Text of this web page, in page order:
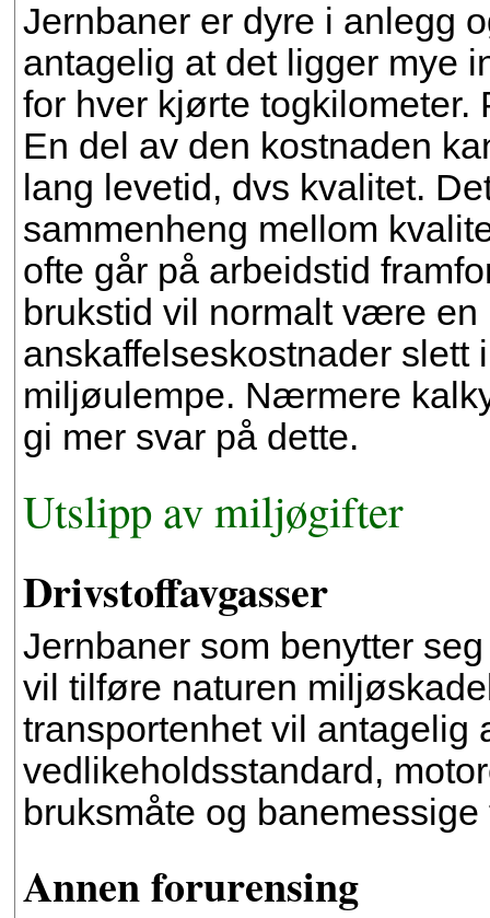
Jernbaner er dyre i anlegg
antagelig at det ligger mye
for hver kjørte togkilometer.
En del av den kostnaden
lang levetid, dvs kvalitet.
sammenheng mellom
ofte går på arbeidstid
brukstid vil normalt være
anskaffelseskostnader
miljøulempe. Nærmere
gi mer svar på dette.
Utslipp av miljøgifter
Drivstoffavgasser
Jernbaner som benytter
vil tilføre naturen
transportenhet vil antagelig
vedlikeholdsstandard,
bruksmåte og banemessige
Annen forurensing